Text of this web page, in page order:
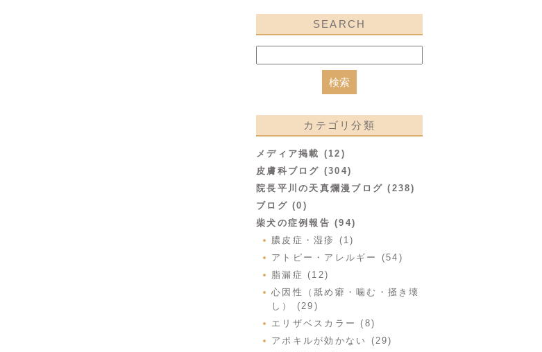
SEARCH
カテゴリ分類
メディア掲載 (12)
皮膚科ブログ (304)
院長平川の天真爛漫ブログ (238)
ブログ (0)
柴犬の症例報告 (94)
膿皮症・湿疹 (1)
アトピー・アレルギー (54)
脂漏症 (12)
心因性（舐め癖・噛む・掻き壊
し） (29)
エリザベスカラー (8)
アポキルが効かない (29)